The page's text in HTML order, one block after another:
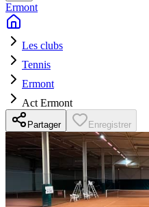
Ermont
Les clubs
Tennis
Ermont
Act Ermont
Partager Enregistrer